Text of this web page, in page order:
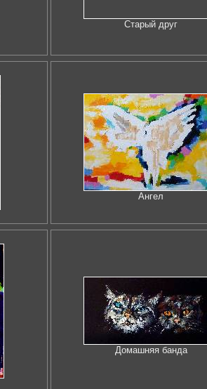
Старый друг
Ангел
Домашняя банда